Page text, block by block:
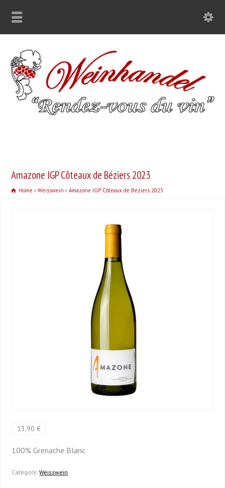
Amazone IGP Côteaux de Béziers 2023
Home Weisswein Amazone IGP Côteaux de Béziers 2023
13,90 €
100% Grenache Blanc
Category: Weisswein